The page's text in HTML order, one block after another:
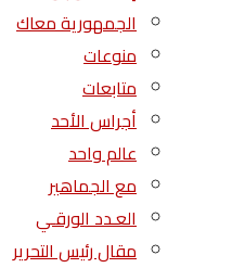
الجمهورية معاك
منوعات
متابعات
أجراس الأحد
عالم واحد
مع الجماهير
العـدد الورقـي
مقال رئيس التحرير